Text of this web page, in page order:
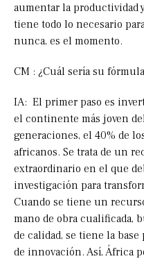
aumentar la productividad
tiene todo lo necesario
nunca, es el momento.
CM : ¿Cuál sería su
IA: El primer paso es
el continente más joven
generaciones, el 40% de
africanos. Se trata de un
extraordinario en el que
investigación para
Cuando se tiene un
mano de obra cualificada,
de calidad, se tiene la
de innovación. Así, África